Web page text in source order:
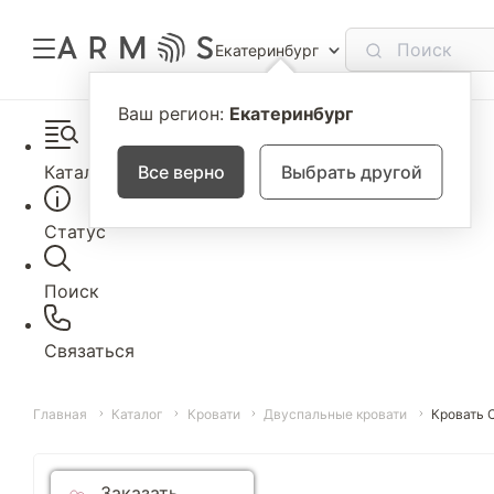
Екатеринбург
Ваш регион: Екатеринбург
Все верно Выбрать другой
Каталог
Статус
Поиск
Связаться
Главная Каталог Кровати Двуспальные кровати Кровать